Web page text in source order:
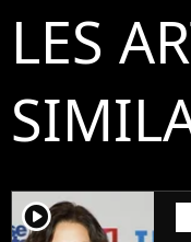
LES
player2